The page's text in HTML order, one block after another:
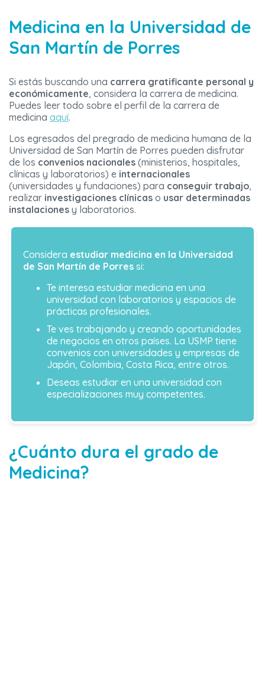
Medicina en la Universidad de
San Martín de Porres
Si estás buscando una carrera gratificante personal y
económicamente, considera la carrera de medicina.
Puedes leer todo sobre el perfil de la carrera de
medicina aquí.
Los egresados del pregrado de medicina humana de la
Universidad de San Martín de Porres pueden disfrutar
de los convenios nacionales (ministerios, hospitales,
clínicas y laboratorios) e internacionales
(universidades y fundaciones) para conseguir trabajo,
realizar investigaciones clínicas o usar determinadas
instalaciones y laboratorios.
Considera estudiar medicina en la Universidad
de San Martín de Porres si:
Te interesa estudiar medicina en una
universidad con laboratorios y espacios de
prácticas profesionales.
Te ves trabajando y creando oportunidades
de negocios en otros países. La USMP tiene
convenios con universidades y empresas de
Japón, Colombia, Costa Rica, entre otros.
Deseas estudiar en una universidad con
especializaciones muy competentes.
¿Cuánto dura el grado de
Medicina?